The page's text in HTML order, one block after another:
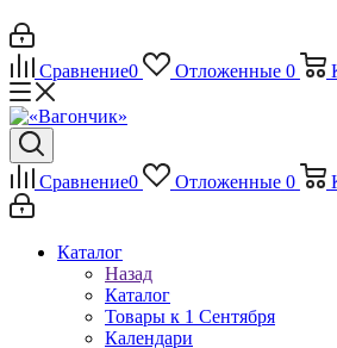
Сравнение0 Отложенные 0
Сравнение0 Отложенные 0
Каталог
Назад
Каталог
Товары к 1 Сентября
Календари